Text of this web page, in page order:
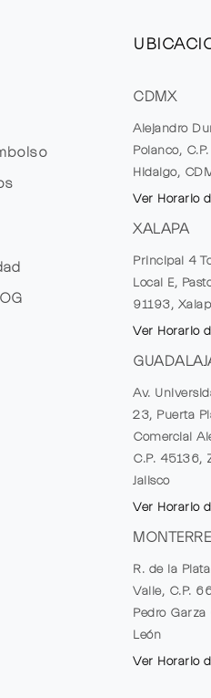
CDMX
Alejandro
Polanco,
Hidalgo,
Ver Horario
XALAPA
Principal 4
Local E,
91193,
Ver Horario
Av.
23, Puerta
Comercial
C.P. 45136,
Jalisco
Ver Horario
R. de la
Valle, C.P.
Pedro
León
Ver Horario